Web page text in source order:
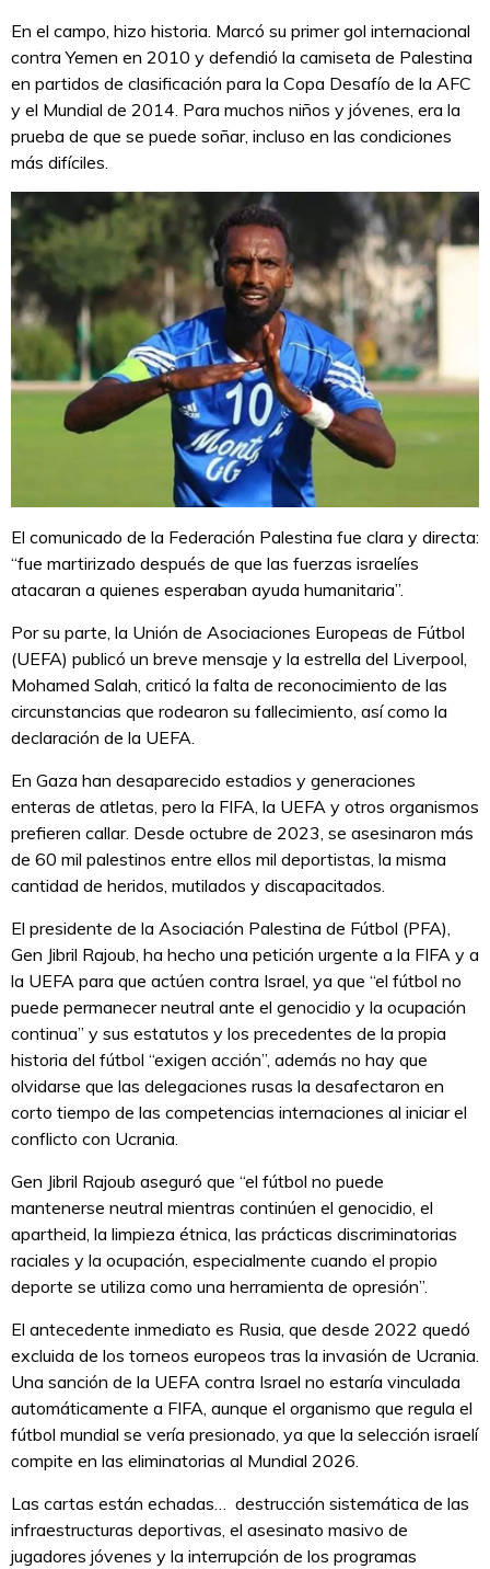
En el campo, hizo historia. Marcó su primer gol internacional
contra Yemen en 2010 y defendió la camiseta de Palestina
en partidos de clasificación para la Copa Desafío de la AFC
y el Mundial de 2014. Para muchos niños y jóvenes, era la
prueba de que se puede soñar, incluso en las condiciones
más difíciles.
El comunicado de la Federación Palestina fue clara y directa:
“fue martirizado después de que las fuerzas israelíes
atacaran a quienes esperaban ayuda humanitaria”.
Por su parte, la Unión de Asociaciones Europeas de Fútbol
(UEFA) publicó un breve mensaje y la estrella del Liverpool,
Mohamed Salah, criticó la falta de reconocimiento de las
circunstancias que rodearon su fallecimiento, así como la
declaración de la UEFA.
En Gaza han desaparecido estadios y generaciones
enteras de atletas, pero la FIFA, la UEFA y otros organismos
prefieren callar. Desde octubre de 2023, se asesinaron más
de 60 mil palestinos entre ellos mil deportistas, la misma
cantidad de heridos, mutilados y discapacitados.
El presidente de la Asociación Palestina de Fútbol (PFA),
Gen Jibril Rajoub, ha hecho una petición urgente a la FIFA y a
la UEFA para que actúen contra Israel, ya que “el fútbol no
puede permanecer neutral ante el genocidio y la ocupación
continua” y sus estatutos y los precedentes de la propia
historia del fútbol “exigen acción”, además no hay que
olvidarse que las delegaciones rusas la desafectaron en
corto tiempo de las competencias internaciones al iniciar el
conflicto con Ucrania.
Gen Jibril Rajoub aseguró que “el fútbol no puede
mantenerse neutral mientras continúen el genocidio, el
apartheid, la limpieza étnica, las prácticas discriminatorias
raciales y la ocupación, especialmente cuando el propio
deporte se utiliza como una herramienta de opresión”.
El antecedente inmediato es Rusia, que desde 2022 quedó
excluida de los torneos europeos tras la invasión de Ucrania.
Una sanción de la UEFA contra Israel no estaría vinculada
automáticamente a FIFA, aunque el organismo que regula el
fútbol mundial se vería presionado, ya que la selección israelí
compite en las eliminatorias al Mundial 2026.
Las cartas están echadas… destrucción sistemática de las
infraestructuras deportivas, el asesinato masivo de
jugadores jóvenes y la interrupción de los programas